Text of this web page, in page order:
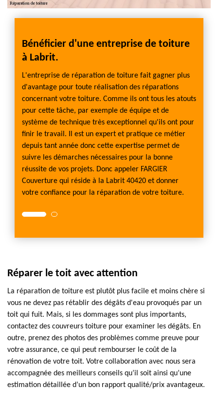
Bénéficier d'une entreprise de toiture
à Labrit.
L'entreprise de réparation de toiture fait gagner plus
d'avantage pour toute réalisation des réparations
concernant votre toiture. Comme ils ont tous les atouts
pour cette tâche, par exemple de équipe et de
système de technique très exceptionnel qu'ils ont pour
finir le travail. Il est un expert et pratique ce métier
depuis tant année donc cette expertise permet de
suivre les démarches nécessaires pour la bonne
réussite de vos projets. Donc appeler FARGIER
Couverture qui réside à la Labrit 40420 et donner
votre confiance pour la réparation de votre toiture.
Réparer le toit avec attention
La réparation de toiture est plutôt plus facile et moins chère si
vous ne devez pas rétablir des dégâts d'eau provoqués par un
toit qui fuit. Mais, si les dommages sont plus importants,
contactez des couvreurs toiture pour examiner les dégâts. En
outre, prenez des photos des problèmes comme preuve pour
votre assurance, ce qui peut rembourser le coût de la
rénovation de votre toit. Votre collaboration avec nous sera
accompagnée des meilleurs conseils qu’il soit ainsi qu’une
estimation détaillée d’un bon rapport qualité/prix avantageux.